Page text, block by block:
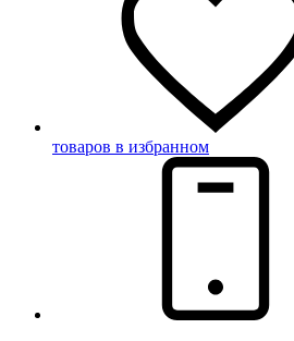
товаров в избранном